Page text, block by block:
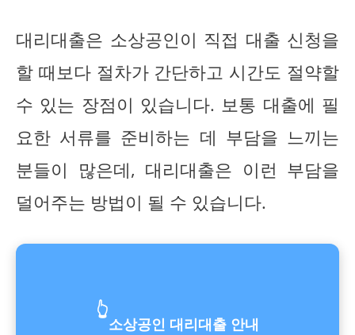
대리대출은 소상공인이 직접 대출 신청을
할 때보다 절차가 간단하고 시간도 절약할
수 있는 장점이 있습니다. 보통 대출에 필
요한 서류를 준비하는 데 부담을 느끼는
분들이 많은데, 대리대출은 이런 부담을
덜어주는 방법이 될 수 있습니다.
👆
소상공인 대리대출 안내